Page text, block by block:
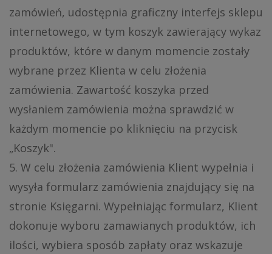
zamówień, udostępnia graficzny interfejs sklepu
internetowego, w tym koszyk zawierający wykaz
produktów, które w danym momencie zostały
wybrane przez Klienta w celu złożenia
zamówienia. Zawartość koszyka przed
wysłaniem zamówienia można sprawdzić w
każdym momencie po kliknięciu na przycisk
„Koszyk".
5. W celu złożenia zamówienia Klient wypełnia i
wysyła formularz zamówienia znajdujący się na
stronie Księgarni. Wypełniając formularz, Klient
dokonuje wyboru zamawianych produktów, ich
ilości, wybiera sposób zapłaty oraz wskazuje